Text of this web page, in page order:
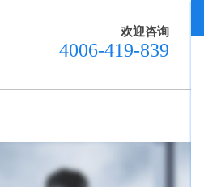
欢迎咨询
4006-419-839